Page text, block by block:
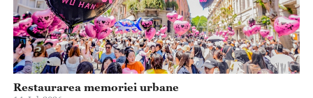
Restaurarea memoriei urbane